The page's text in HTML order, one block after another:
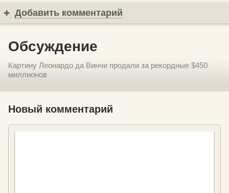
Добавить комментарий
Обсуждение
Картину Леонардо да Винчи продали за рекордные $450
миллионов
Новый комментарий